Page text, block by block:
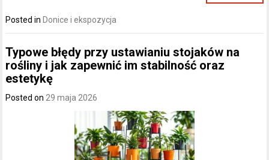
Posted in Donice i ekspozycja
Typowe błędy przy ustawianiu stojaków na
rośliny i jak zapewnić im stabilność oraz
estetykę
Posted on 29 maja 2026